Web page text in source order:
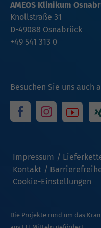
Besuchen Sie uns auch
Impressum
Kontakt
Cookie-Einstellungen
AMEOS Klinikum
Knollstraße 31
D-49088 Osnabrück
+49 541 313 0
Die Projekte rund um das